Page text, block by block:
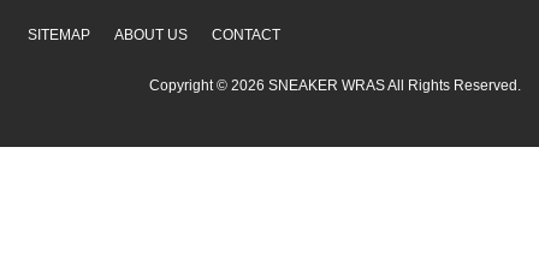
SITEMAP ABOUT US CONTACT
Copyright © 2026 SNEAKER WRASAll Rights Reserved.